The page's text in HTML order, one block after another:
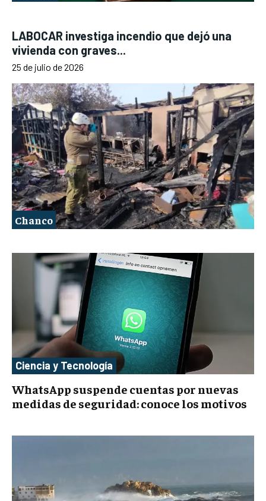
LABOCAR investiga incendio que dejó una
vivienda con graves...
25 de julio de 2026
Chanco
Ciencia y Tecnología
WhatsApp suspende cuentas por nuevas
medidas de seguridad: conoce los motivos